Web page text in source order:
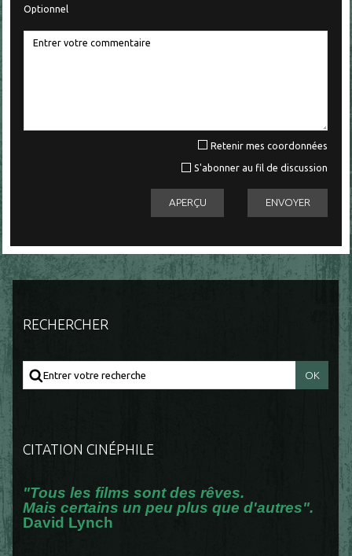
Optionnel
Retenir mes coordonnées
S'abonner au fil de discussion
RECHERCHER
CITATION CINÉPHILE
"Tous les films sont des rêves.
Mais certains un peu plus que d'autres".
David Lynch